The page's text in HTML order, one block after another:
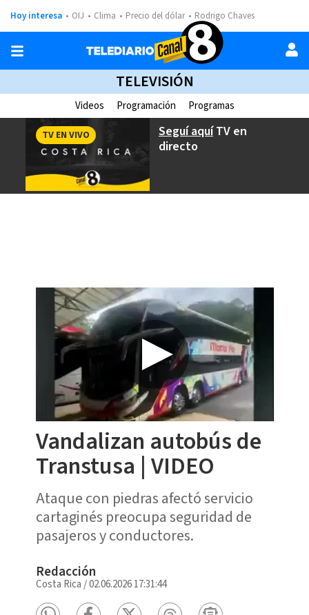
Hoy interesa OIJ Clima Precio del dólar Rodrigo Chaves
TELEVISIÓN
Videos Programación Programas
Seguí aquíTV en
directo
TV EN VIVO
Vandalizan autobús de
Transtusa | VIDEO
Ataque con piedras afectó servicio
cartaginés preocupa seguridad de
pasajeros y conductores.
Redacción
Costa Rica /02.06.2026 17:31:44